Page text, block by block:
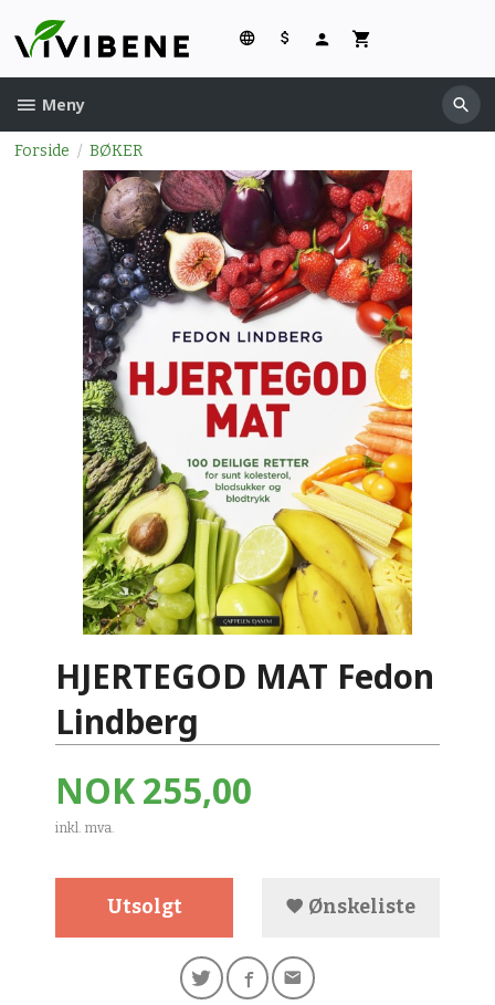
innholdet
Meny
Forside BØKER
HJERTEGOD MAT Fedon
Lindberg
Pris
NOK255,00
inkl. mva.
Utsolgt Ønskeliste